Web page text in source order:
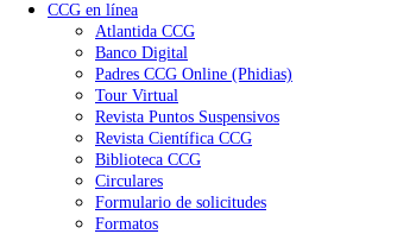
CCG en línea
Atlantida CCG
Banco Digital
Padres CCG Online (Phidias)
Tour Virtual
Revista Puntos Suspensivos
Revista Científica CCG
Biblioteca CCG
Circulares
Formulario de solicitudes
Formatos